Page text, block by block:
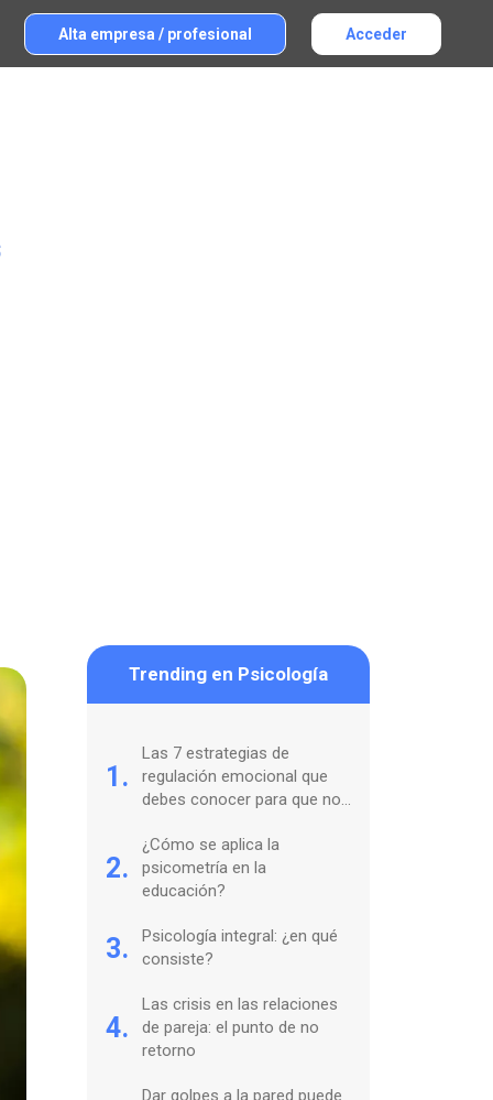
Alta empresa / profesional Acceder
Trending en Psicología
1.
Las 7 estrategias de
regulación emocional que
debes conocer para que no
2.
¿Cómo se aplica la
psicometría en la
educación?
3.
Psicología integral: ¿en qué
consiste?
4.
Las crisis en las relaciones
de pareja: el punto de no
retorno
Dar golpes a la pared puede